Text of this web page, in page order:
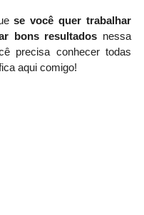
se você quer trabalhar
bons resultados nessa
precisa conhecer todas
aqui comigo!